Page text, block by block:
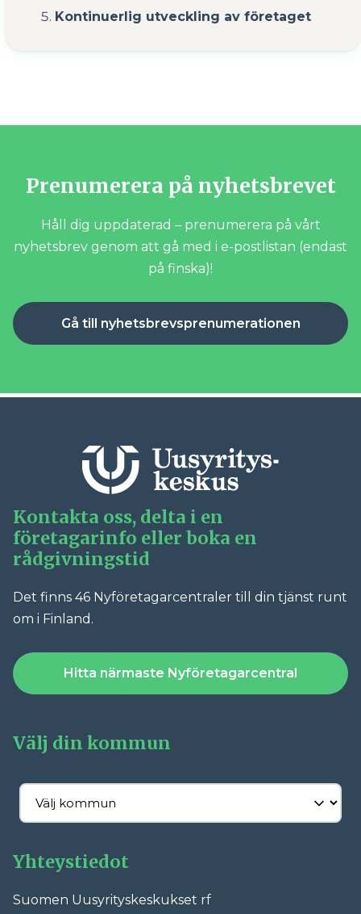
Kontinuerlig utveckling av företaget
Prenumerera på nyhetsbrevet
Håll dig uppdaterad – prenumerera på vårt
nyhetsbrev genom att gå med i e-postlistan (endast
på finska)!
Gå till nyhetsbrevsprenumerationen
Kontakta oss, delta i en
företagarinfo eller boka en
rådgivningstid
Det finns 46 Nyföretagarcentraler till din tjänst runt
om i Finland.
Hitta närmaste Nyföretagarcentral
Välj din kommun
Yhteystiedot
Suomen Uusyrityskeskukset rf